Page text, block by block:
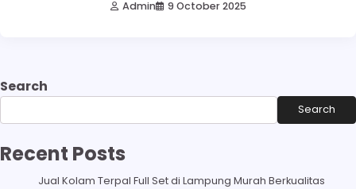
Admin 9 October 2025
Search
Search
Recent Posts
Jual Kolam Terpal Full Set di Lampung Murah Berkualitas